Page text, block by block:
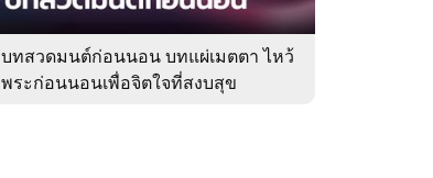
บทสวดมนต์ก่อนนอน บทแผ่เมตตา ไหว้
พระก่อนนอนเพื่อจิตใจที่สงบสุข